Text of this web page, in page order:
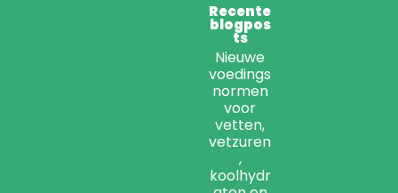
Recente
blogpos
ts
Nieuwe
voedings
normen
voor
vetten,
vetzuren
,
koolhydr